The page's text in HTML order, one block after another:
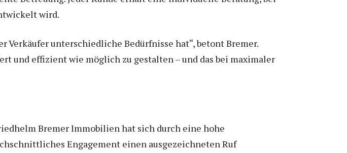
wird.
Verkäufer unterschiedliche Bedürfnisse hat“, betont Bremer.
und effizient wie möglich zu gestalten – und das bei maximaler
Bremer Immobilien hat sich durch eine hohe
Engagement einen ausgezeichneten Ruf